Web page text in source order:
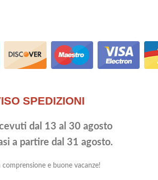
SPEDIZIONI
dal 13 al 30 agosto
a partire dal 31 agosto.
comprensione e buone vacanze!